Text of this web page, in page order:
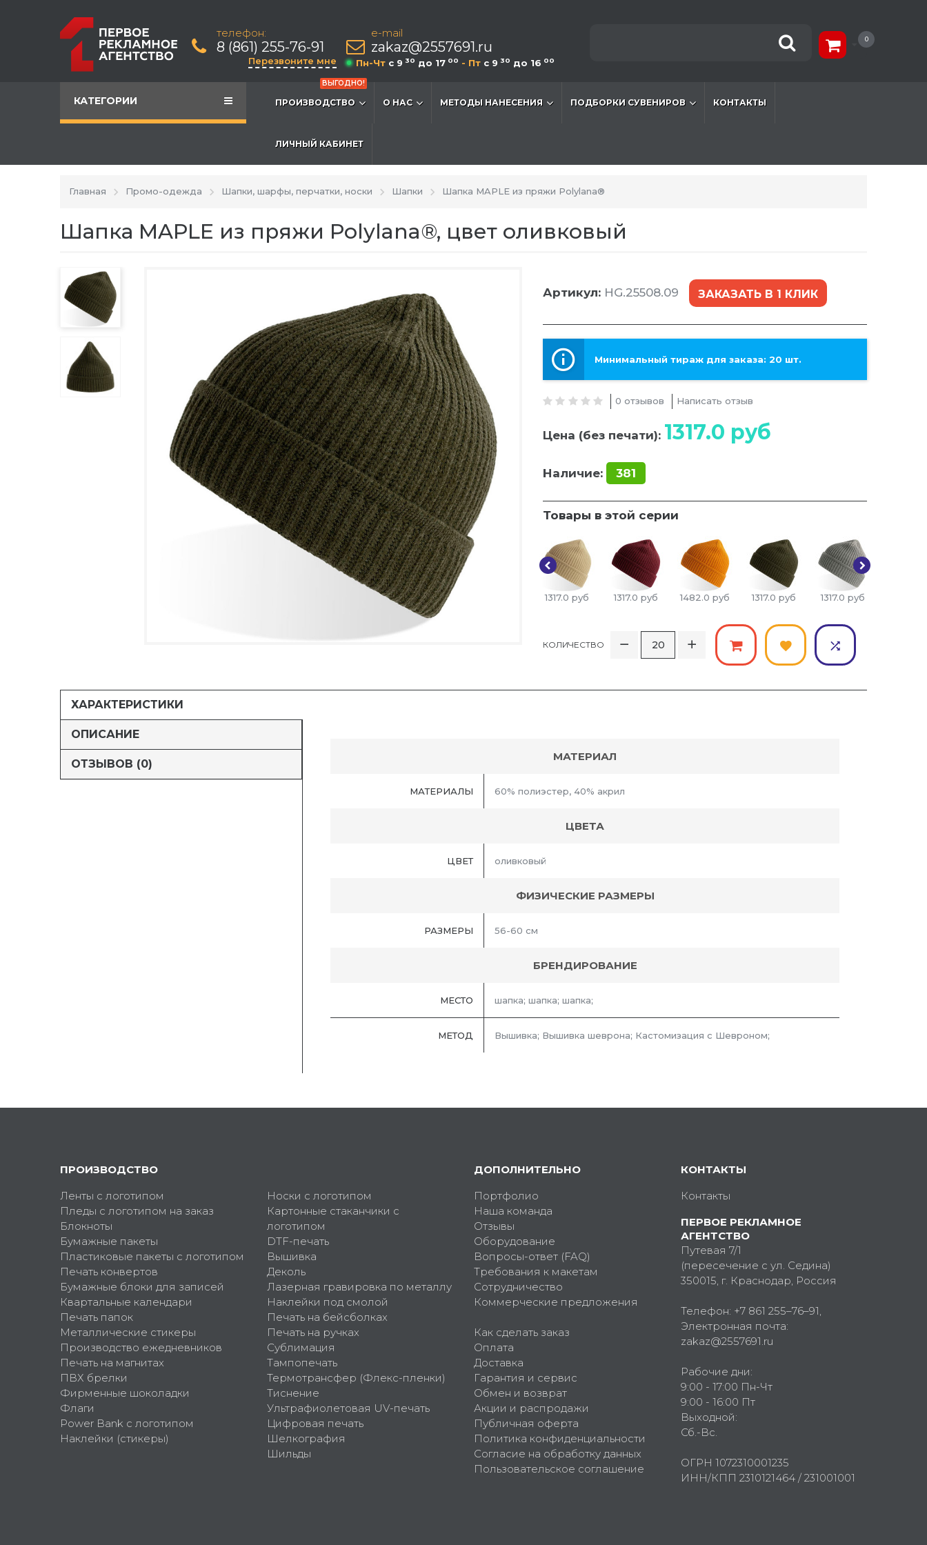
телефон:
8 (861) 255-76-91
Перезвоните мне
e-mail
zakaz@2557691.ru
Пн-Чт c 9 30 до 17 00 - Пт c 9 30 до 16 00
0
КАТЕГОРИИ
ВЫГОДНО!
ПРОИЗВОДСТВО О НАС МЕТОДЫ НАНЕСЕНИЯ ПОДБОРКИ СУВЕНИРОВ КОНТАКТЫ
ЛИЧНЫЙ КАБИНЕТ
Главная Промо-одежда Шапки, шарфы, перчатки, носки Шапки Шапка MAPLE из пряжи Polylana®
Шапка MAPLE из пряжи Polylana®, цвет оливковый
Артикул: HG.25508.09 ЗАКАЗАТЬ В 1 КЛИК
Минимальный тираж для заказа: 20 шт.
0 отзывов Написать отзыв
Цена (без печати): 1317.0 руб
Наличие: 381
Товары в этой серии
1317.0 руб 1317.0 руб 1482.0 руб 1317.0 руб 1317.0 руб
КОЛИЧЕСТВО
ХАРАКТЕРИСТИКИ
ОПИСАНИЕ
ОТЗЫВОВ (0)
МАТЕРИАЛ
МАТЕРИАЛЫ 60% полиэстер, 40% акрил
ЦВЕТА
ЦВЕТ оливковый
ФИЗИЧЕСКИЕ РАЗМЕРЫ
РАЗМЕРЫ 56-60 см
БРЕНДИРОВАНИЕ
МЕСТО шапка; шапка; шапка;
МЕТОД Вышивка; Вышивка шеврона; Кастомизация с Шевроном;
ПРОИЗВОДСТВО
Ленты с логотипом
Пледы с логотипом на заказ
Блокноты
Бумажные пакеты
Пластиковые пакеты с логотипом
Печать конвертов
Бумажные блоки для записей
Квартальные календари
Печать папок
Металлические стикеры
Производство ежедневников
Печать на магнитах
ПВХ брелки
Фирменные шоколадки
Флаги
Power Bank с логотипом
Наклейки (стикеры)
Носки с логотипом
Картонные стаканчики с
логотипом
DTF-печать
Вышивка
Деколь
Лазерная гравировка по металлу
Наклейки под смолой
Печать на бейсболках
Печать на ручках
Сублимация
Тампопечать
Термотрансфер (Флекс-пленки)
Тиснение
Ультрафиолетовая UV-печать
Цифровая печать
Шелкография
Шильды
ДОПОЛНИТЕЛЬНО
Портфолио
Наша команда
Отзывы
Оборудование
Вопросы-ответ (FAQ)
Требования к макетам
Сотрудничество
Коммерческие предложения
Как сделать заказ
Оплата
Доставка
Гарантия и сервис
Обмен и возврат
Акции и распродажи
Публичная оферта
Политика конфиденциальности
Согласие на обработку данных
Пользовательское соглашение
КОНТАКТЫ
Контакты
ПЕРВОЕ РЕКЛАМНОЕ
АГЕНТСТВО
Путевая 7/1
(пересечение с ул. Седина)
350015, г. Краснодар, Россия
Телефон: +7 861 255–76–91,
Электронная почта:
zakaz@2557691.ru
Рабочие дни:
9:00 - 17:00 Пн-Чт
9:00 - 16:00 Пт
Выходной:
Сб.-Вс.
ОГРН 1072310001235
ИНН/КПП 2310121464 / 231001001